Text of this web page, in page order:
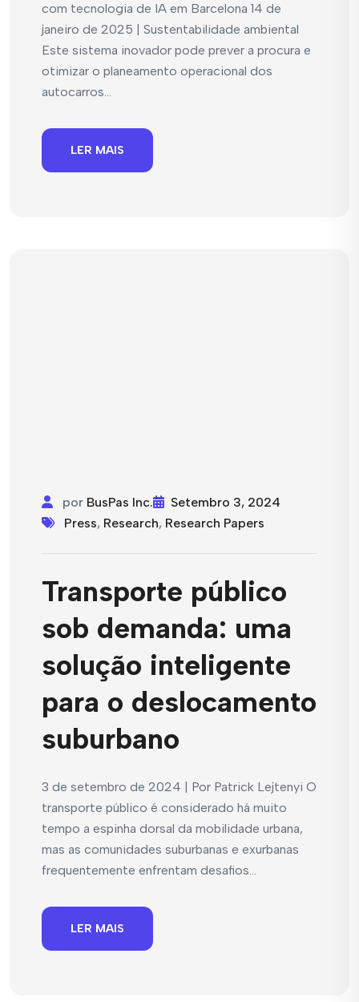
com tecnologia de IA em Barcelona 14 de
janeiro de 2025 | Sustentabilidade ambiental
Este sistema inovador pode prever a procura e
otimizar o planeamento operacional dos
autocarros...
LER MAIS
por BusPas Inc.
Setembro 3, 2024
Press, Research, Research Papers
Transporte público
sob demanda: uma
solução inteligente
para o deslocamento
suburbano
3 de setembro de 2024 | Por Patrick Lejtenyi O
transporte público é considerado há muito
tempo a espinha dorsal da mobilidade urbana,
mas as comunidades suburbanas e exurbanas
frequentemente enfrentam desafios...
LER MAIS